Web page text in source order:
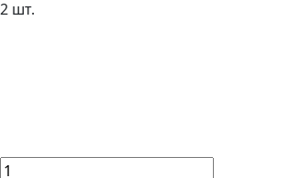
2 шт.